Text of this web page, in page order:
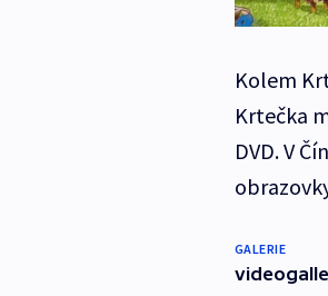
Kolem
Krtečka
DVD. V
GALERIE